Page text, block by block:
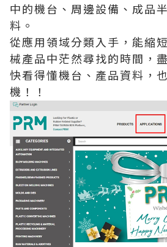
中的機台、周邊設備、成品
料。
從應用領域分類入手，能縮
械產品中茫然尋找的時間，
快看得懂機台、產品資料，
機！！